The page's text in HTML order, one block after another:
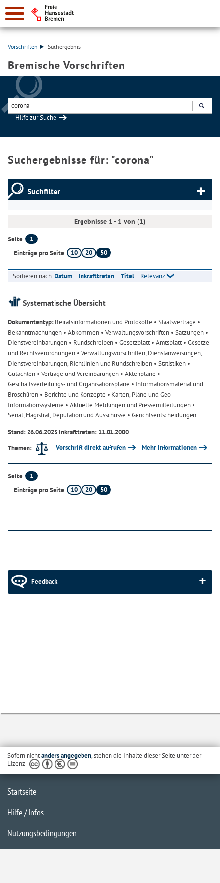
Vorschriften Suchergebnis
Bremische Vorschriften
Hilfe zur Suche
Suchergebnisse für: "corona"
Suchfilter
Ergebnisse 1 - 1 von (1)
Seite
1
Einträge pro Seite
10 20 50
Sortieren nach:Datum Inkrafttreten Titel Relevanz
Systematische Übersicht
Dokumententyp: Beiratsinformationen und Protokolle • Staatsverträge •
Bekanntmachungen • Abkommen • Verwaltungsvorschriften • Satzungen •
Dienstvereinbarungen • Rundschreiben • Gesetzblatt• Amtsblatt• Gesetze
und Rechtsverordnungen • Verwaltungsvorschriften, Dienstanweisungen,
Dienstvereinbarungen, Richtlinien und Rundschreiben • Statistiken •
Gutachten • Verträge und Vereinbarungen • Aktenpläne •
Geschäftsverteilungs- und Organisationspläne • Informationsmaterial und
Broschüren • Berichte und Konzepte • Karten, Pläne und Geo-
Informationssysteme • Aktuelle Meldungen und Pressemitteilungen •
Senat, Magistrat, Deputation und Ausschüsse • Gerichtsentscheidungen
Stand: 26.06.2023 Inkrafttreten: 11.01.2000
Themen:
Vorschrift direkt aufrufen Mehr Informationen
Seite
1
Einträge pro Seite
10 20 50
Feedback
Sofern nichtanders angegeben, stehen die Inhalte dieser Seite unter der
Lizenz
Startseite
Hilfe / Infos
Nutzungsbedingungen